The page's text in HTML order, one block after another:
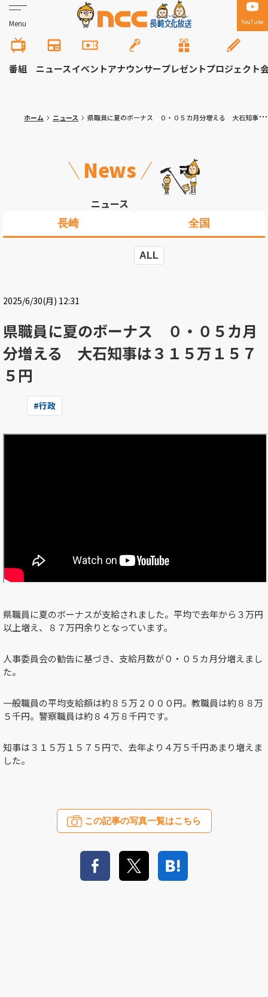
Menu YouTube
番組 ニュースイベントアナウンサープレゼントプロジェクト
ホーム ニュース 県職員に夏のボーナス ０・０５カ月分増える 大石知事は３１５万１５７５円
News
ニュース
長崎 全国
ALL
2025/6/30(月) 12:31
県職員に夏のボーナス ０・０５カ月
分増える 大石知事は３１５万１５７
５円
#行政
県職員に夏のボーナスが支給されました。平均で去年から３万円
以上増え、８７万円余りとなっています。
人事委員会の勧告に基づき、支給月数が０・０５カ月分増えまし
た。
一般職員の平均支給額は約８５万２０００円。教職員は約８８万
５千円。警察職員は約８４万８千円です。
知事は３１５万１５７５円で、去年より４万５千円あまり増えま
した。
この記事の写真一覧はこちら